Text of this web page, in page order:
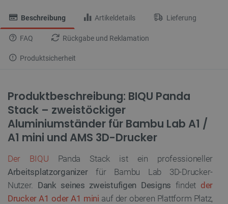
Beschreibung Artikeldetails Lieferung
FAQ Rückgabe und Reklamation
Produktsicherheit
Produktbeschreibung: BIQU Panda
Stack – zweistöckiger
Aluminiumständer für Bambu Lab A1 /
A1 mini und AMS 3D-Drucker
Der BIQU Panda Stack ist ein professioneller
Arbeitsplatzorganizerfür Bambu Lab 3D-Drucker-
Nutzer. Dank seines zweistufigen Designs findet der
Drucker A1 oder A1 mini auf der oberen Plattform Platz,